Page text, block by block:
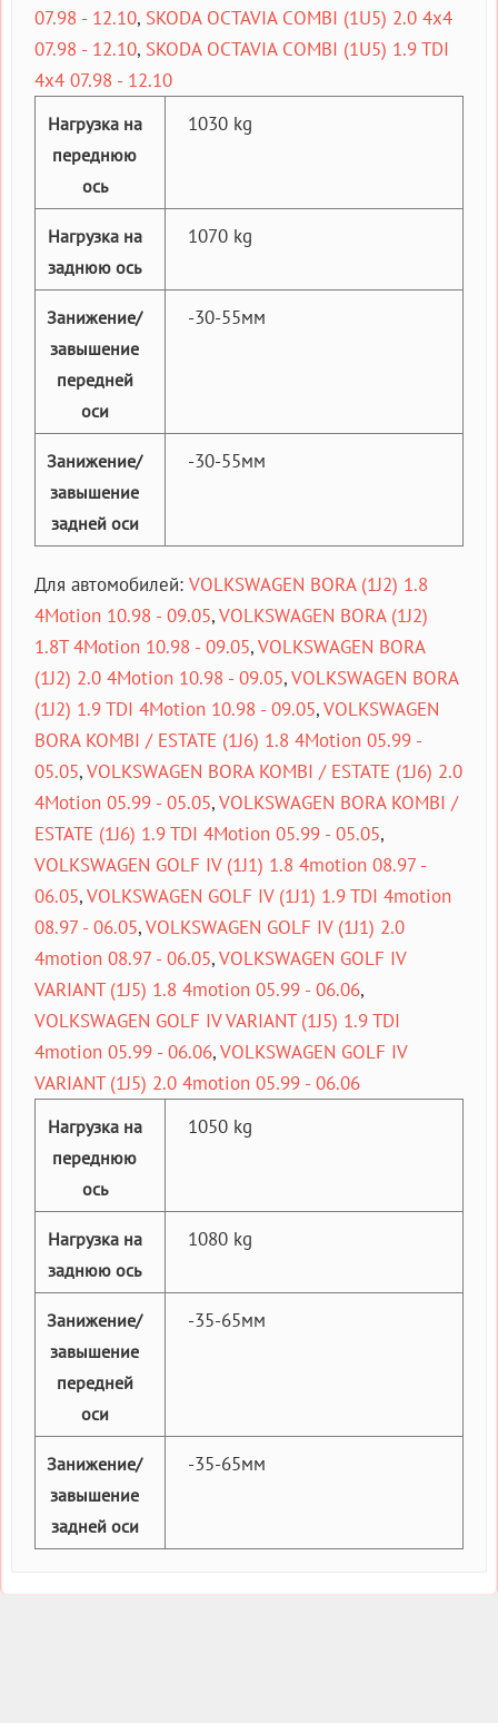
07.98 - 12.10, SKODA OCTAVIA COMBI (1U5) 2.0 4x4
07.98 - 12.10, SKODA OCTAVIA COMBI (1U5) 1.9 TDI
4x4 07.98 - 12.10
Нагрузка на
переднюю
ось
1030 kg
Нагрузка на
заднюю ось
1070 kg
Занижение/
завышение
передней
оси
-30-55мм
Занижение/
завышение
задней оси
-30-55мм
Для автомобилей: VOLKSWAGEN BORA (1J2) 1.8
4Motion 10.98 - 09.05,VOLKSWAGEN BORA (1J2)
1.8T 4Motion 10.98 - 09.05,VOLKSWAGEN BORA
(1J2) 2.0 4Motion 10.98 - 09.05,VOLKSWAGEN BORA
(1J2) 1.9 TDI 4Motion 10.98 - 09.05,VOLKSWAGEN
BORA KOMBI / ESTATE (1J6) 1.8 4Motion 05.99 -
05.05,VOLKSWAGEN BORA KOMBI / ESTATE (1J6) 2.0
4Motion 05.99 - 05.05,VOLKSWAGEN BORA KOMBI /
ESTATE (1J6) 1.9 TDI 4Motion 05.99 - 05.05,
VOLKSWAGEN GOLF IV (1J1) 1.8 4motion 08.97 -
06.05,VOLKSWAGEN GOLF IV (1J1) 1.9 TDI 4motion
08.97 - 06.05,VOLKSWAGEN GOLF IV (1J1) 2.0
4motion 08.97 - 06.05,VOLKSWAGEN GOLF IV
VARIANT (1J5) 1.8 4motion 05.99 - 06.06,
VOLKSWAGEN GOLF IV VARIANT (1J5) 1.9 TDI
4motion 05.99 - 06.06,VOLKSWAGEN GOLF IV
VARIANT (1J5) 2.0 4motion 05.99 - 06.06
Нагрузка на
переднюю
ось
1050 kg
Нагрузка на
заднюю ось
1080 kg
Занижение/
завышение
передней
оси
-35-65мм
Занижение/
завышение
задней оси
-35-65мм